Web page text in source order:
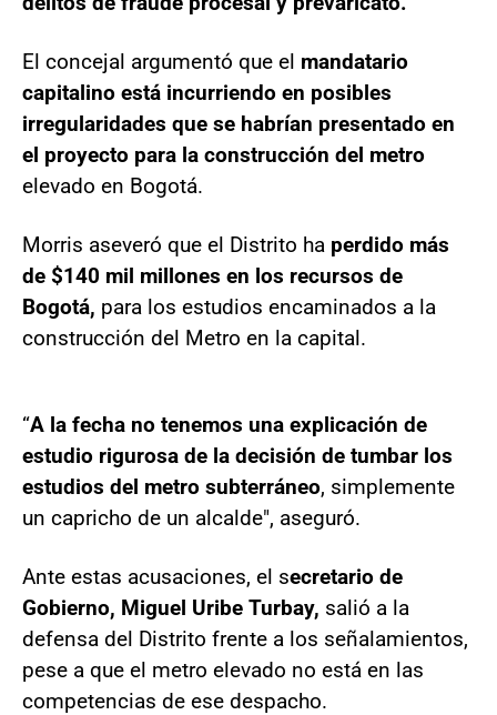
El concejal argumentó que el mandatario
capitalino está incurriendo en posibles
irregularidades que se habrían presentado en
el proyecto para la construcción del metro
elevado en Bogotá.
Morris aseveró que el Distrito ha perdido más
de $140 mil millones en los recursos de
Bogotá, para los estudios encaminados a la
construcción del Metro en la capital.
“A la fecha no tenemos una explicación de
estudio rigurosa de la decisión de tumbar los
estudios del metro subterráneo, simplemente
un capricho de un alcalde", aseguró.
Ante estas acusaciones, el secretario de
Gobierno, Miguel Uribe Turbay, salió a la
defensa del Distrito frente a los señalamientos,
pese a que el metro elevado no está en las
competencias de ese despacho.